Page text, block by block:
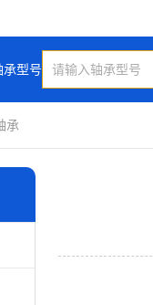
承型号
承